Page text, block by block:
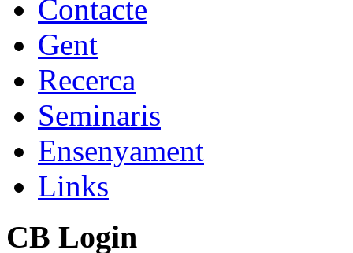
Contacte
Gent
Recerca
Seminaris
Ensenyament
Links
CB Login